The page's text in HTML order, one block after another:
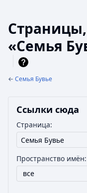
«Семья
← Семья Бувье
Ссылки сюда
Страница:
Пространство имён:
все